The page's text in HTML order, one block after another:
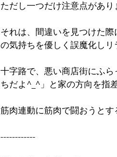
ただし一つだけ注意点があり
それは、間違いを見つけた
の気持ちを優しく誤魔化しリ
十字路で、悪い商店街にふ
ちだよ^_^」と家の方向を指
筋肉連動に筋肉で闘おうとす
------------